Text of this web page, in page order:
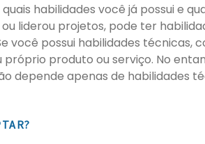
habilidades você já possui e
liderou projetos, pode ter
você possui habilidades técnicas,
produto ou serviço. No
depende apenas de habilidades